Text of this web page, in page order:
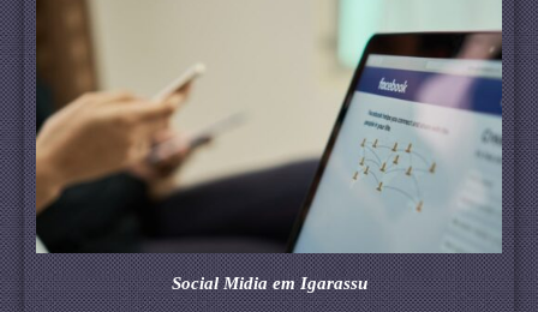
Social Midia em Igarassu